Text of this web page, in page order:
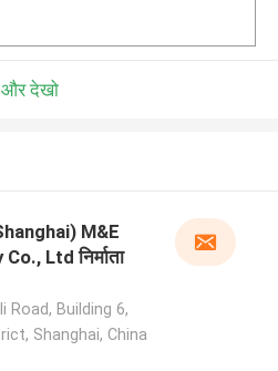
और देखो
M&E
Ltd निर्माता
Road, Building 6,
Shanghai, China